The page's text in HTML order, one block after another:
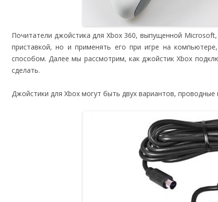
Почитатели джойстика для Xbox 360, выпущенной
приставкой, но и применять его при игре на
способом. Далее мы рассмотрим, как джойстик Xbox
сделать.
Джойстики для Xbox могут быть двух вариантов,